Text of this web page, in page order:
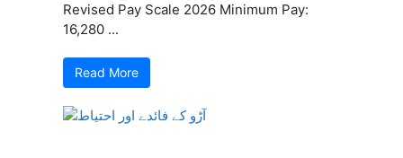
Revised Pay Scale 2026 Minimum Pay:
16,280 ...
Read More